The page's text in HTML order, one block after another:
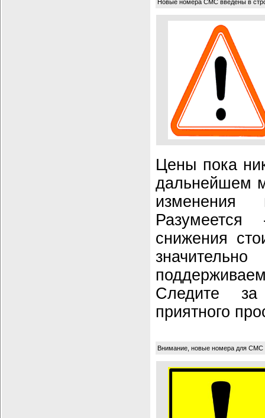
Новые номера СМС введены в
Цены пока
дальнейшем
снижения
Следите
приятного
Внимание, новые номера для СМС